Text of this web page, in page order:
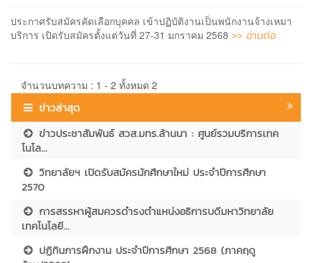
ประกาศรับสมัครคัดเลือกบุคคล เข้าปฏิบัติงานเป็นพนักงานจ้างเหมา
บริการ เปิดรับสมัครตั้งแต่วันที่ 27-31 มกราคม 2568 >> อ่านต่อ
จำนวนบทความ : 1 - 2 ทั้งหมด 2
ข่าวล่าสุด
ข่าวประชาสัมพันธ์ สวส.มทร.ล้านนา : ศูนย์รวมบริการเทค
โนโล...
วิทยาลัยฯ เปิดรับสมัครนักศึกษาใหม่ ประจำปีการศึกษา
2570
การสรรหาผู้สมควรดำรงตำแหน่งอธิการบดีมหาวิทยาลัย
เทคโนโลยี...
ปฏิทินการฝึกงาน ประจำปีการศึกษา 2568 (ภาคฤดู